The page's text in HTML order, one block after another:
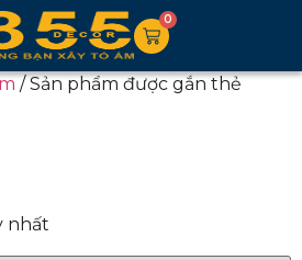
0
/ Sản phẩm được gắn thẻ
nhất